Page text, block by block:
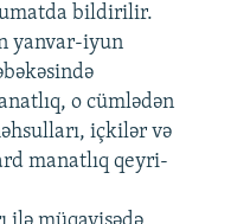
1080p
bildirilir.
yanvar-iyun
o cümlədən
içkilər və
manatlıq qeyri-